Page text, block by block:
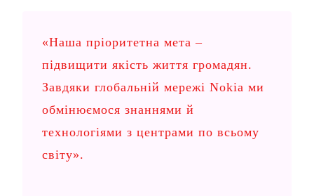
«Наша пріоритетна мета –
підвищити якість життя громадян.
Завдяки глобальній мережі Nokia ми
обмінюємося знаннями й
технологіями з центрами по всьому
світу».